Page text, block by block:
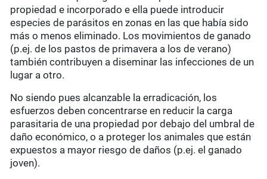
propiedad e incorporado e ella puede introducir
especies de parásitos en zonas en las que había sido
más o menos eliminado. Los movimientos de ganado
(p.ej. de los pastos de primavera a los de verano)
también contribuyen a diseminar las infecciones de un
lugar a otro.
No siendo pues alcanzable la erradicación, los
esfuerzos deben concentrarse en reducir la carga
parasitaria de una propiedad por debajo del umbral de
daño económico, o a proteger los animales que están
expuestos a mayor riesgo de daños (p.ej. el ganado
joven).